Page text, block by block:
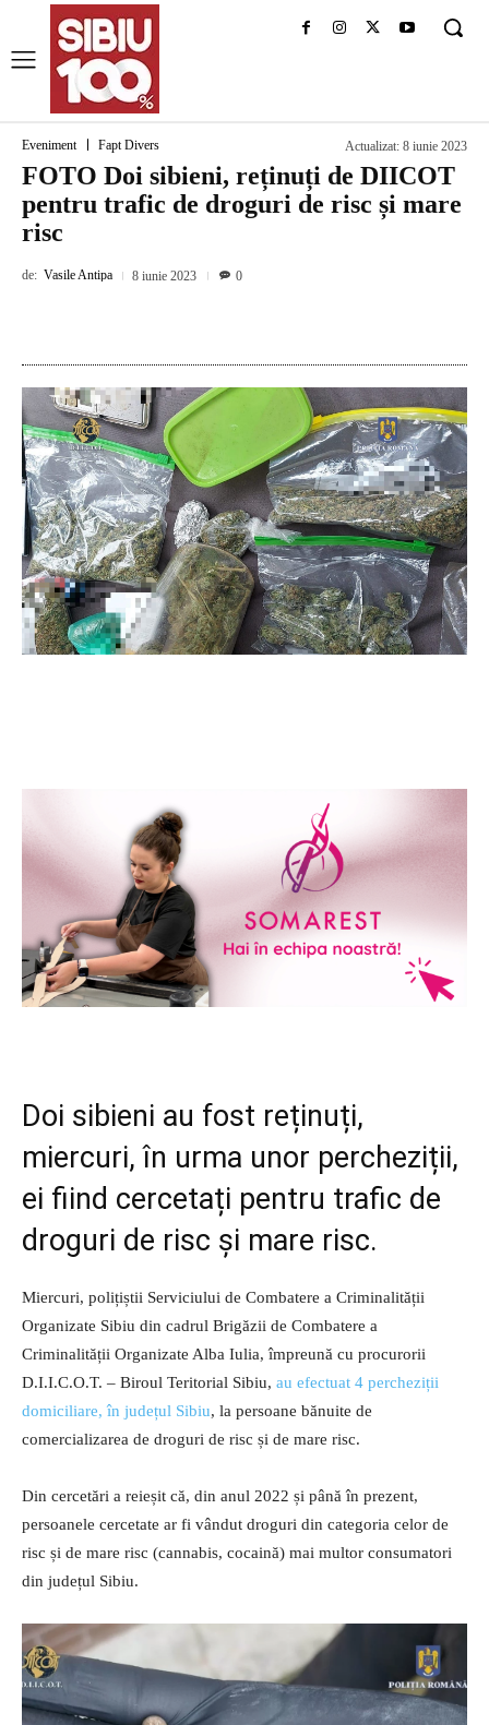
Eveniment Fapt Divers Actualizat: 8 iunie 2023
FOTO Doi sibieni, reținuți de DIICOT
pentru trafic de droguri de risc și mare
risc
de: Vasile Antipa 8 iunie 2023 0
Doi sibieni au fost reținuți,
miercuri, în urma unor percheziții,
ei fiind cercetați pentru trafic de
droguri de risc și mare risc.
Miercuri, polițiștii Serviciului de Combatere a Criminalității
Organizate Sibiu din cadrul Brigăzii de Combatere a
Criminalității Organizate Alba Iulia, împreună cu procurorii
D.I.I.C.O.T. – Biroul Teritorial Sibiu, au efectuat 4 percheziții
domiciliare, în județul Sibiu, la persoane bănuite de
comercializarea de droguri de risc și de mare risc.
Din cercetări a reieșit că, din anul 2022 și până în prezent,
persoanele cercetate ar fi vândut droguri din categoria celor de
risc și de mare risc (cannabis, cocaină) mai multor consumatori
din județul Sibiu.